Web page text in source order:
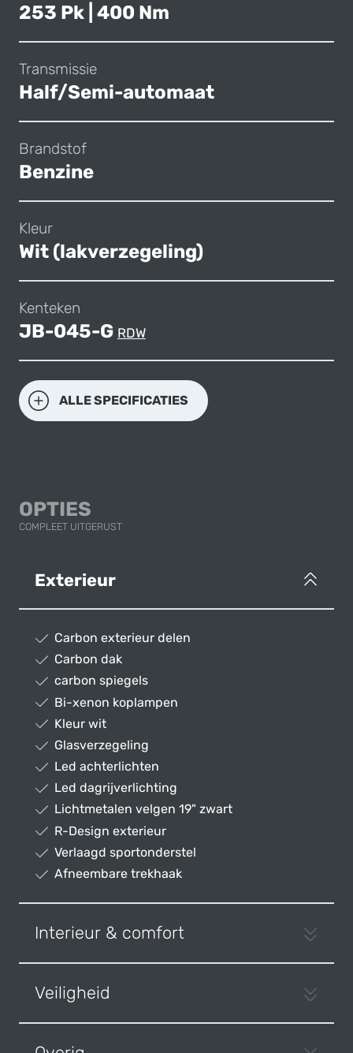
253 Pk | 400 Nm
Transmissie
Half/Semi-automaat
Brandstof
Benzine
Kleur
Wit (lakverzegeling)
Kenteken
JB-045-G RDW
ALLE SPECIFICATIES
OPTIES
COMPLEET UITGERUST
Exterieur
Carbon exterieur delen
Carbon dak
carbon spiegels
Bi-xenon koplampen
Kleur wit
Glasverzegeling
Led achterlichten
Led dagrijverlichting
Lichtmetalen velgen 19" zwart
R-Design exterieur
Verlaagd sportonderstel
Afneembare trekhaak
Interieur & comfort
Veiligheid